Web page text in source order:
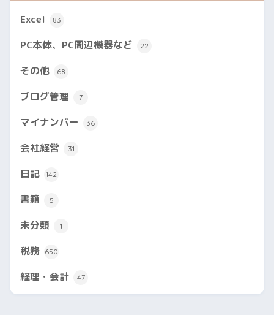
Excel 83
PC本体、PC周辺機器など 22
その他 68
ブログ管理 7
マイナンバー 36
会社経営 31
日記 142
書籍 5
未分類 1
税務 650
経理・会計 47